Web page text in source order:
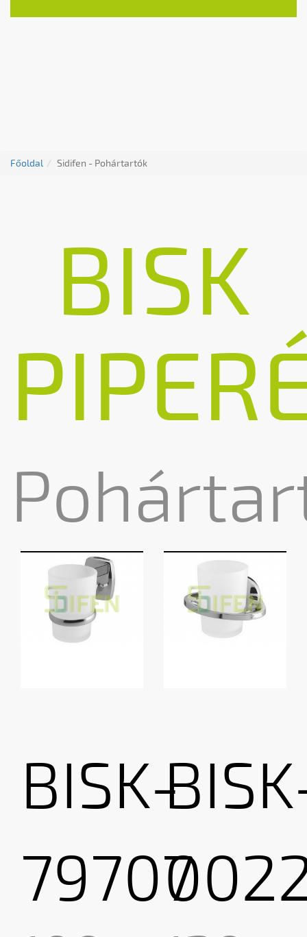
Főoldal Sidifen - Pohártartók
BISK
BISK-
79707